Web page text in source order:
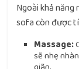
Ngoài khả năng
sofa còn được
Massage:
sẽ nhẹ